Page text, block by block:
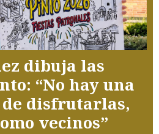
dibuja las
“No hay una
disfrutarlas,
vecinos”